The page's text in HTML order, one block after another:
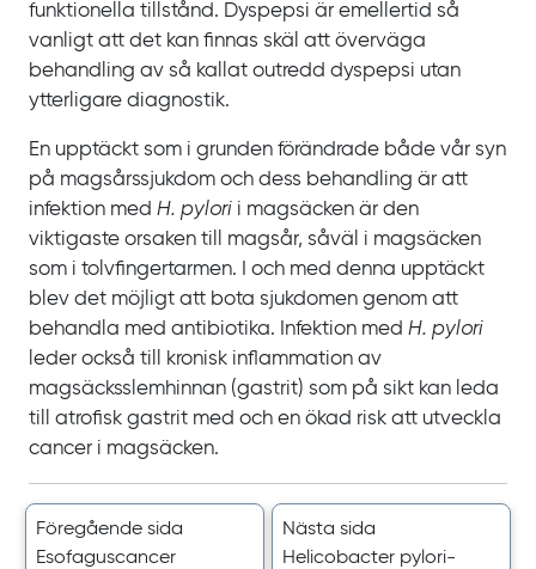
funktionella tillstånd. Dyspepsi är emellertid så
vanligt att det kan finnas skäl att överväga
behandling av så kallat outredd dyspepsi utan
ytterligare diagnostik.
En upptäckt som i grunden förändrade både vår syn
på magsårssjukdom och dess behandling är att
infektion med H. pylori i magsäcken är den
viktigaste orsaken till magsår, såväl i magsäcken
som i tolvfingertarmen. I
och med denna upptäckt
blev det möjligt att bota sjukdomen genom att
behandla med antibiotika. Infektion med H. pylori
leder också till kronisk inflammation av
magsäcksslemhinnan (gastrit) som på sikt kan leda
till atrofisk gastrit med och en ökad risk att utveckla
cancer i magsäcken.
Föregående sida
Esofaguscancer
Nästa sida
Helicobacter pylori-